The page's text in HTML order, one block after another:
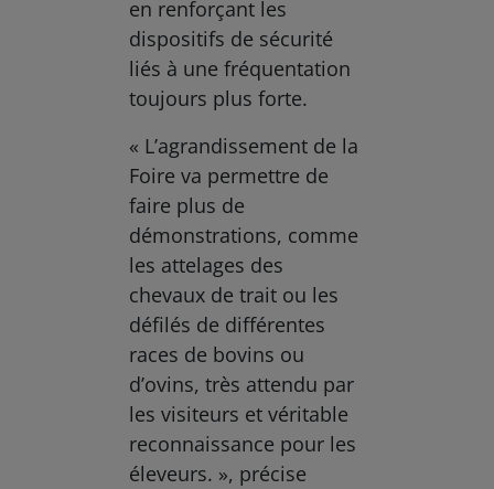
en renforçant les
dispositifs de sécurité
liés à une fréquentation
toujours plus forte.
« L’agrandissement de la
Foire va permettre de
faire plus de
démonstrations, comme
les attelages des
chevaux de trait ou les
défilés de différentes
races de bovins ou
d’ovins, très attendu par
les visiteurs et véritable
reconnaissance pour les
éleveurs. », précise